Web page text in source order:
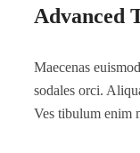
Advanced
Maecenas
sodales orci.
Ves tibulum enim